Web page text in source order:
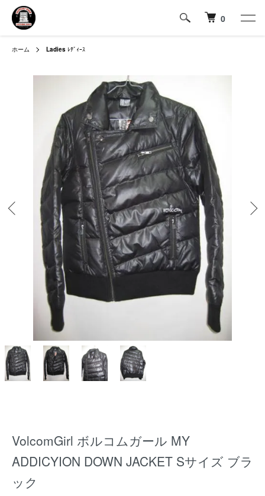
0
ホーム Ladies ﾚﾃﾞｨｰｽ
VolcomGirl ボルコムガール MY
ADDICYION DOWN JACKET Sサイズ ブラ
ック